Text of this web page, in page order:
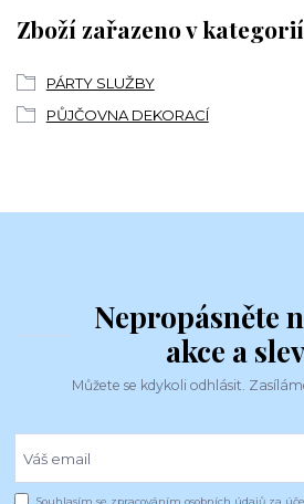
Zboží zařazeno v
PÁRTY SLUŽBY
PŮJČOVNA DEKORACÍ
Nepropásněte
akce a
Můžete se kdykoli odhlásit.
Souhlasím se zpracováním osobních údajů za